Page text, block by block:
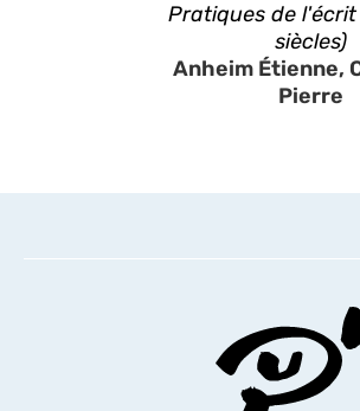
Pratiques de l'écrit
siècles)
Anheim Étienne,
Pierre